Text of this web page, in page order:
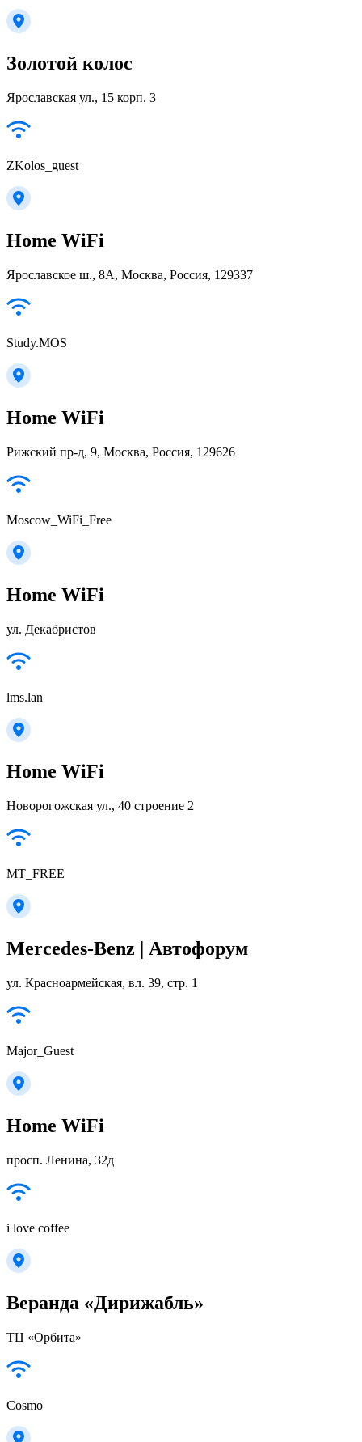
Золотой колос
Ярославская ул., 15 корп. 3
ZKolos_guest
Home WiFi
Ярославское ш., 8А, Москва, Россия, 129337
Study.MOS
Home WiFi
Рижский пр-д, 9, Москва, Россия, 129626
Moscow_WiFi_Free
Home WiFi
ул. Декабристов
lms.lan
Home WiFi
Новорогожская ул., 40 строение 2
MT_FREE
Mercedes-Benz | Автофорум
ул. Красноармейская, вл. 39, стр. 1
Major_Guest
Home WiFi
просп. Ленина, 32д
i love coffee
Веранда «Дирижабль»
ТЦ «Орбита»
Cosmo